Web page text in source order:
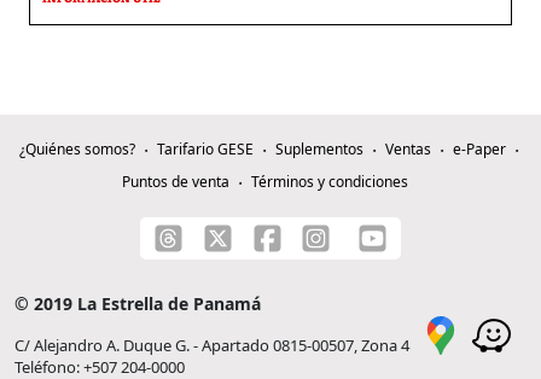
¿Quiénes somos? Tarifario GESE Suplementos Ventas
e-Paper
Puntos de venta
Términos y condiciones
© 2019 La Estrella de Panamá
C/ Alejandro A. Duque G. - Apartado 0815-00507, Zona 4
Teléfono: +507 204-0000